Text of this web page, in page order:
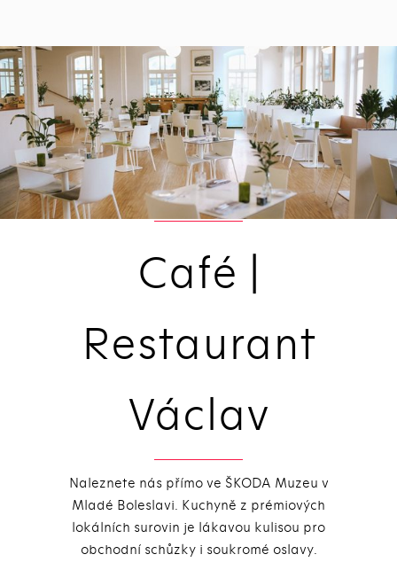
Café |
Restaurant
Václav
Naleznete nás přímo ve ŠKODA Muzeu v
Mladé Boleslavi. Kuchyně z prémiových
lokálních surovin je lákavou kulisou pro
obchodní schůzky i soukromé oslavy.